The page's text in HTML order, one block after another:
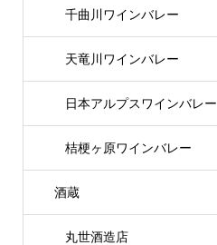
千曲川ワインバレー
天竜川ワインバレー
日本アルプスワインバレー
桔梗ヶ原ワインバレー
酒蔵
丸世酒造店